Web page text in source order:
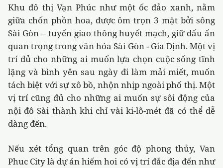
Khu đô thị Vạn Phúc như một ốc đảo xanh, nằm
giữa chốn phồn hoa, được ôm trọn 3 mặt bởi sông
Sài Gòn – tuyến giao thông huyết mạch, giữ dấu ấn
quan trọng trong văn hóa Sài Gòn - Gia Định. Một vị
trí đủ cho những ai muốn lựa chọn cuộc sống tĩnh
lặng và bình yên sau ngày đi làm mải miết, muốn
tách biệt với sự xô bồ, nhộn nhịp ngoài phố thị. Một
vị trí cũng đủ cho những ai muốn sự sôi động của
nội đô Sài thành khi chỉ vài ki-lô-mét đã có thể dễ
dàng đến.
Nếu xét tổng quan trên góc độ phong thủy, Van
Phuc City là dự án hiếm hoi có vị trí đắc địa đến như